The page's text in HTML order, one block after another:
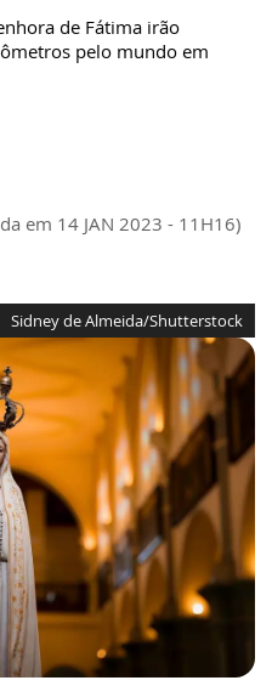
de Fátima irão
pelo mundo em
em 14 JAN 2023 - 11H16)
Sidney de Almeida/Shutterstock